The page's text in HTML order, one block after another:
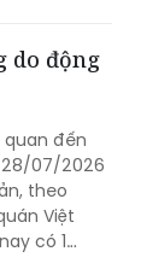
đến
07/2026
theo
Việt
có 1
và một
trong
đất tại